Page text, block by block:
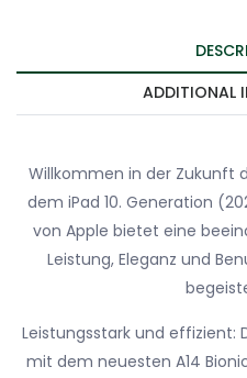
ADDITIONAL
Willkommen in der Zukunft
dem iPad 10. Generation
von Apple bietet eine
Leistung, Eleganz und
Leistungsstark und effizient:
mit dem neuesten A14